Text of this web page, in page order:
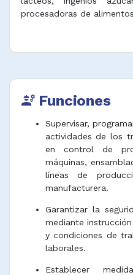
procesadoras de
engineering Funciones
Supervisar,
actividades de los
en control de
máquinas,
líneas de
manufacturera.
Garantizar la
mediante
y condiciones de
laborales.
Establecer